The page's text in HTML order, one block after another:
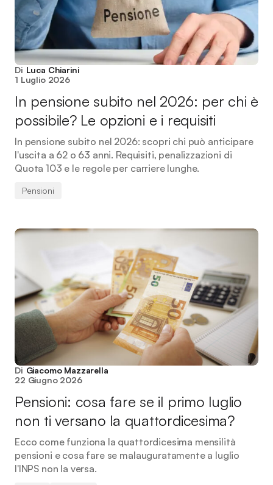
Di Luca Chiarini
1 Luglio 2026
In pensione subito nel 2026: per chi è
possibile? Le opzioni e i requisiti
In pensione subito nel 2026: scopri chi può anticipare
l'uscita a 62 o 63 anni. Requisiti, penalizzazioni di
Quota 103 e le regole per carriere lunghe.
Pensioni
Di Giacomo Mazzarella
22 Giugno 2026
Pensioni: cosa fare se il primo luglio
non ti versano la quattordicesima?
Ecco come funziona la quattordicesima mensilità
pensioni e cosa fare se malauguratamente a luglio
l'INPS non la versa.